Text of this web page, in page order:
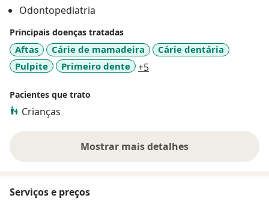
Odontopediatria
Principais doenças tratadas
Aftas Cárie de mamadeira
Cárie dentária
Pulpite
Primeiro dente +5a11y_sr_more_diseases
Pacientes que trato
Crianças
Mostrar mais detalhes
sobre a experiência
Serviços e preços